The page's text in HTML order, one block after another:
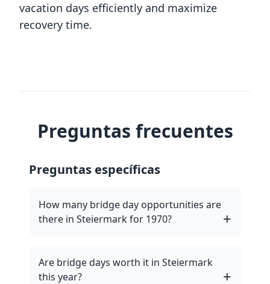
vacation days efficiently and maximize
recovery time.
Preguntas frecuentes
Preguntas específicas
How many bridge day opportunities are
there in Steiermark for 1970?
Are bridge days worth it in Steiermark
this year?